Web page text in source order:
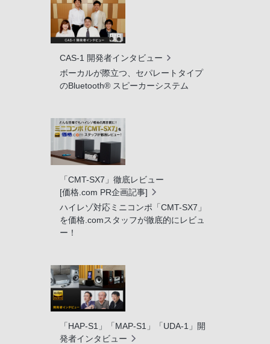
CAS-1 開発者インタビュー
ボーカルが際立つ、セパレートタイプ
のBluetooth® スピーカーシステム
「CMT-SX7」徹底レビュー
[価格.com PR企画記事]
ハイレゾ対応ミニコンポ「CMT-SX7」
を価格.comスタッフが徹底的にレビュ
ー！
「HAP-S1」「MAP-S1」「UDA-1」開
発者インタビュー